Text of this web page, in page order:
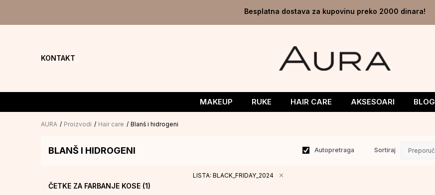
Besplatna dostava za kupovinu preko 2000 dinara!
KONTAKT
MAKEUP RUKE HAIR CARE AKSESOARI BLOG
AURA Proizvodi Hair care Blanš i hidrogeni
BLANŠ I HIDROGENI Autopretraga Sortiraj
ČETKE ZA FARBANJE KOSE (1)
LISTA: BLACK_FRIDAY_2024